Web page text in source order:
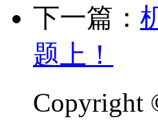
下一篇：
题上！
Copyright